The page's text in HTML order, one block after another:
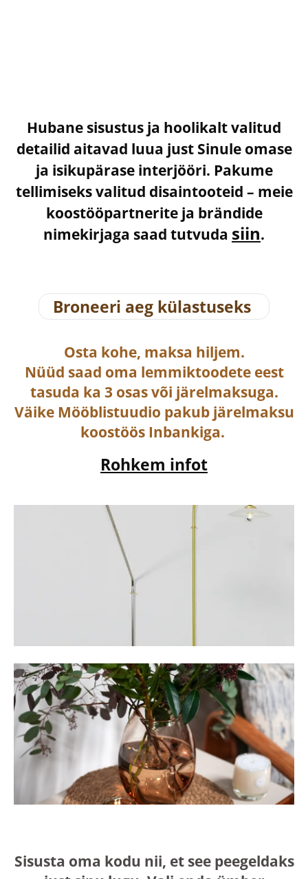
Hubane sisustus ja hoolikalt valitud
detailid aitavad luua just Sinule omase
ja isikupärase interjööri. Pakume
tellimiseks valitud disaintooteid – meie
koostööpartnerite ja brändide
nimekirjaga saad tutvuda siin.
Broneeri aeg külastuseks
Osta kohe, maksa hiljem.
Nüüd saad oma lemmiktoodete eest
tasuda ka 3 osas või järelmaksuga.
Väike Mööblistuudio pakub järelmaksu
koostöös Inbankiga.
Rohkem infot
Sisusta oma kodu nii, et see peegeldaks